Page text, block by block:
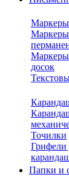
Маркеры
Маркеры
досок
Точилки
Грифели
Папки и